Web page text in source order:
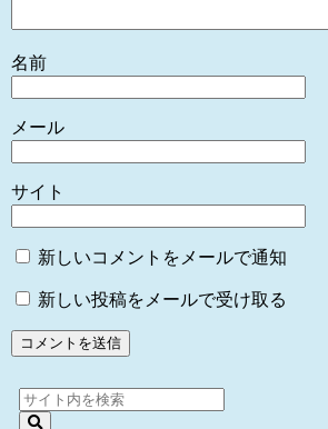
名前
メール
サイト
新しいコメントをメールで通知
新しい投稿をメールで受け取る